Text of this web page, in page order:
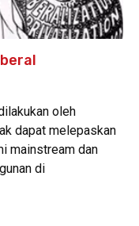
oleh
dapat melepaskan
mainstream dan
di